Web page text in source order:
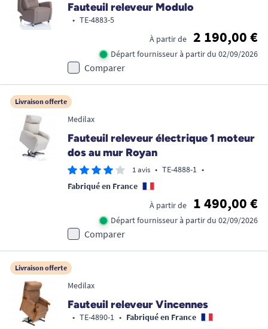
Fauteuil releveur Modulo
• TE-4883-5
À partir de
2 190,00 €
Départ fournisseur à partir du 02/09/2026
Comparer
Livraison offerte
Medilax
Fauteuil releveur électrique 1 moteur
dos au mur Royan
1 avis • TE-4888-1 •
Fabriqué en France
À partir de
1 490,00 €
Départ fournisseur à partir du 02/09/2026
Comparer
Livraison offerte
Medilax
Fauteuil releveur Vincennes
• TE-4890-1 • Fabriqué en France